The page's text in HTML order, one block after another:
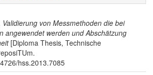
Validierung von Messmethoden die bei
angewendet werden und Abschätzung
[Diploma Thesis, Technische
hss.2013.7085